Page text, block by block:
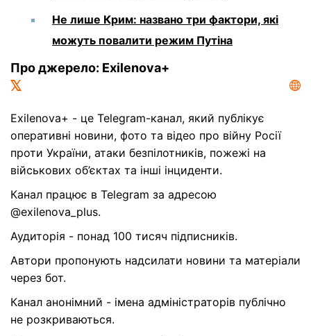
Не лише Крим: названо три фактори, які
можуть повалити режим Путіна
Про джерело: Exilenova+
Exilenova+ - це Telegram-канал, який публікує
оперативні новини, фото та відео про війну Росії
проти України, атаки безпілотників, пожежі на
військових об’єктах та інші інциденти.
Канал працює в Telegram за адресою
@exilenova_plus.
Аудиторія - понад 100 тисяч підписників.
Автори пропонують надсилати новини та матеріали
через бот.
Канал анонімний - імена адміністраторів публічно
не розкриваються.